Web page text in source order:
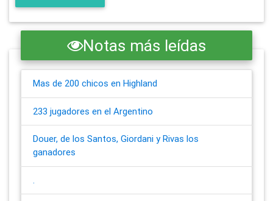
Notas más leídas
Mas de 200 chicos en Highland
233 jugadores en el Argentino
Douer, de los Santos, Giordani y Rivas los
ganadores